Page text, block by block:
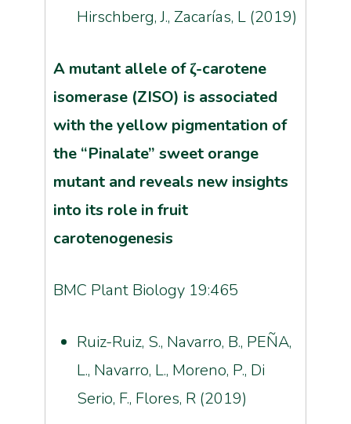
Hirschberg, J., Zacarías, L (2019)
A mutant allele ofζ-carotene
isomerase (ZISO) is associated
with the yellow pigmentation of
the “Pinalate” sweet orange
mutant and reveals new insights
into its role in fruit
carotenogenesis
BMC Plant Biology 19:465
Ruiz-Ruiz, S., Navarro, B., PEÑA,
L., Navarro, L., Moreno, P., Di
Serio, F., Flores, R (2019)